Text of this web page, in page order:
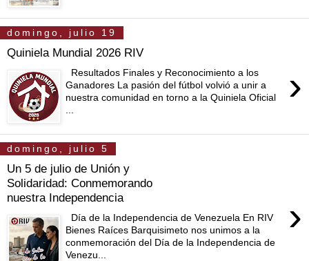
domingo, julio 19
Quiniela Mundial 2026 RIV
›
Resultados Finales y Reconocimiento a los
Ganadores La pasión del fútbol volvió a unir a
nuestra comunidad en torno a la Quiniela Oficial
domingo, julio 5
Un 5 de julio de Unión y
Solidaridad: Conmemorando
nuestra Independencia
›
Día de la Independencia de Venezuela En RIV
Bienes Raíces Barquisimeto nos unimos a la
conmemoración del Día de la Independencia de
Venezu...